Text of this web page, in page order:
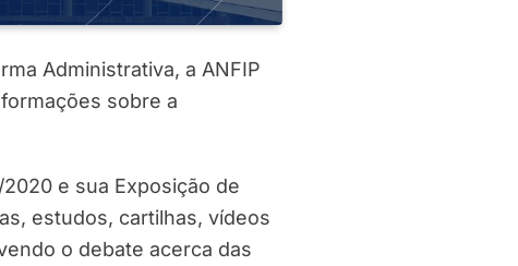
Administrativa, a ANFIP
sobre a
e sua Exposição de
estudos, cartilhas, vídeos
o debate acerca das